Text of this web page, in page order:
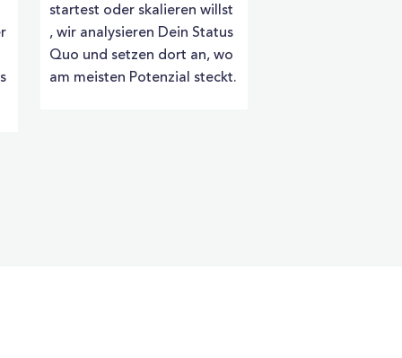
startest oder skalieren willst
, wir analysieren Dein Status
Quo und setzen dort an, wo
am meisten Potenzial steckt.